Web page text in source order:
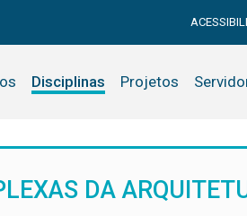
Disciplinas Projetos
DA